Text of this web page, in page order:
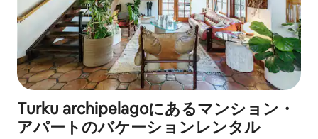
Turku archipelagoにあるマンション・
アパートのバケーションレンタル